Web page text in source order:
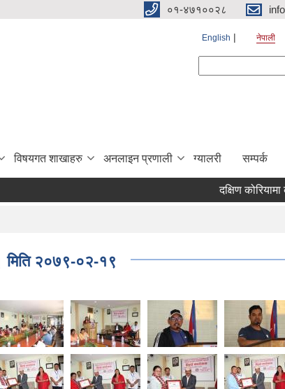
०१-४७१००२८
English नेपाली
विषयगत शाखाहरु अनलाइन प्रणाली ग्यालरी सम्पर्क
दक्षिण कोरियामा
मिति २०७९-०२-१९